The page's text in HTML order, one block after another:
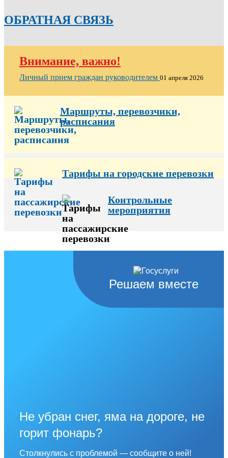
ОБРАТНАЯ СВЯЗЬ
Внимание, важно!
Личный прием граждан руководителем 01 апреля 2026
Маршруты, перевозчики,
расписания
Тарифы на городские перевозки
Контрольные
мероприятия
Решаем вместе
Не убран снег, яма на дороге, не
горит фонарь?
Столкнулись с проблемой — сообщите о ней!